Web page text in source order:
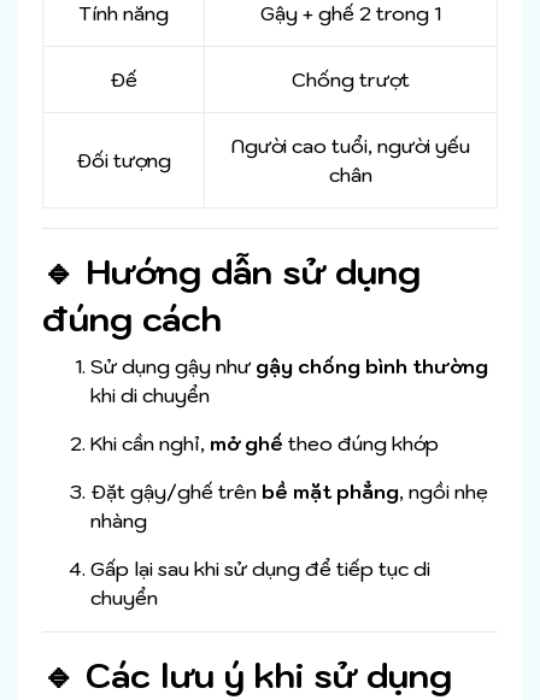
Tính năng Gậy + ghế 2 trong 1
Đế Chống trượt
Đối tượng
Người cao tuổi, người yếu
chân
🔹 Hướng dẫn sử dụng
đúng cách
Sử dụng gậy như gậy chống bình thường
khi di chuyển
Khi cần nghỉ, mở ghế theo đúng khớp
Đặt gậy/ghế trên bề mặt phẳng, ngồi nhẹ
nhàng
Gấp lại sau khi sử dụng để tiếp tục di
chuyển
🔹 Các lưu ý khi sử dụng